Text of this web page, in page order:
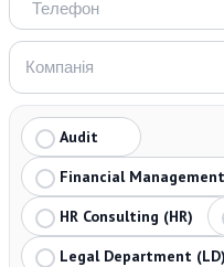
Audit
Financial
HR Consulting (HR)
Legal Department (LD)